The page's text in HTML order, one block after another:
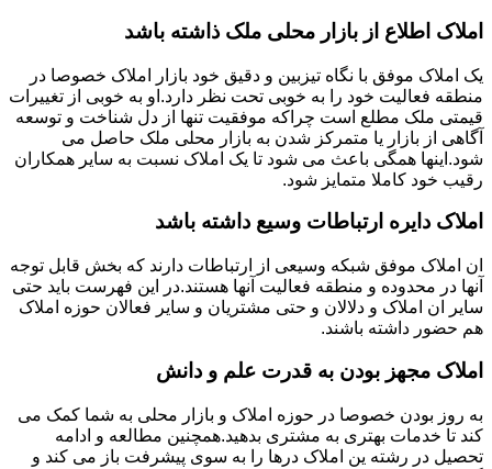
املاک اطلاع از بازار محلی ملک ذاشته باشد
یک املاک موفق با نگاه تیزبین و دقیق خود بازار املاک خصوصا در
منطقه فعالیت خود را به خوبی تحت نظر دارد.او به خوبی از تغییرات
قیمتی ملک مطلع است چراکه موفقیت تنها از دل شناخت و توسعه
آگاهی از بازار یا متمرکز شدن به بازار محلی ملک حاصل می
شود.اینها همگی باعث می شود تا یک املاک نسبت به سایر همکاران
رقیب خود کاملا متمایز شود.
املاک دایره ارتباطات وسیع داشته باشد
ان املاک موفق شبکه وسیعی از ارتباطات دارند که بخش قابل توجه
آنها در محدوده و منطقه فعالیت آنها هستند.در این فهرست باید حتی
سایر ان املاک و دلالان و حتی مشتریان و سایر فعالان حوزه املاک
هم حضور داشته باشند.
املاک مجهز بودن به قدرت علم و دانش
به روز بودن خصوصا در حوزه املاک و بازار محلی به شما کمک می
کند تا خدمات بهتری به مشتری بدهید.همچنین مطالعه و ادامه
تحصیل در رشته ین املاک درها را به سوی پیشرفت باز می کند و